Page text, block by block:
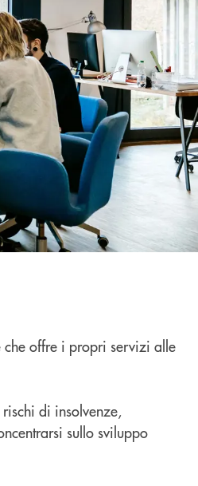
che offre i propri servizi alle
di insolvenze,
sullo sviluppo